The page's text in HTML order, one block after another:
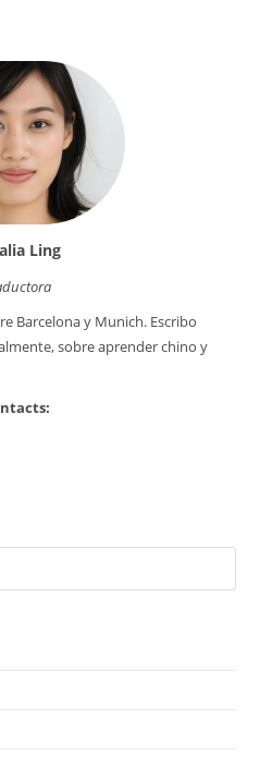
Ling
Barcelona y Munich. Escribo
sobre aprender chino y